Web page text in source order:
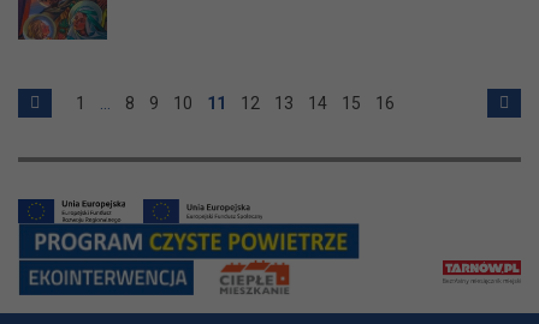
1 8 9 10 11 12 13 14 15 16